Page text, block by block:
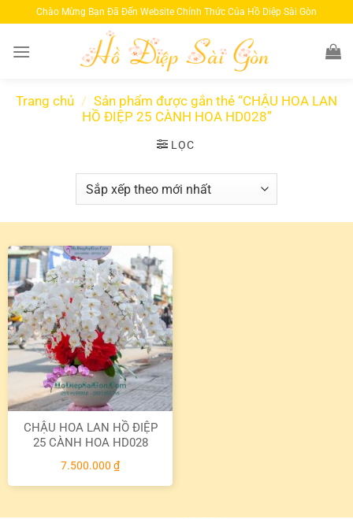
qua
nội
Chào Mừng Bạn Đã Đến Website Chính Thức Của Hồ Diệp Sài Gòn
Trang chủ / Sản phẩm được gắn thẻ “CHẬU HOA LAN
HỒ ĐIỆP 25 CÀNH HOA HD028”
LỌC
CHẬU HOA LAN HỒ ĐIỆP
25 CÀNH HOA HD028
7.500.000 ₫